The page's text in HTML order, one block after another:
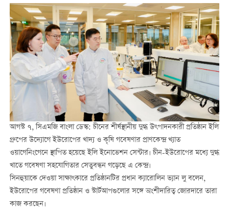
আগস্ট ৭, সিএমজি বাংলা ডেস্ক: চীনের শীর্ষস্থানীয় দুগ্ধ উৎপাদনকারী প্রতিষ্ঠান ইলি
গ্রুপের উদ্যোগে ইউরোপের খাদ্য ও কৃষি গবেষণার প্রাণকেন্দ্র খ্যাত
ওয়াগেনিংগেনে স্থাপিত হয়েছে ইলি ইনোভেশন সেন্টার। চীন-ইউরোপের মধ্যে দুগ্ধ
খাতে গবেষণা সহযোগিতার সেতুবন্ধন গড়েছে এ কেন্দ্র।
সিনহুয়াকে দেওয়া সাক্ষাৎকারে প্রতিষ্ঠানটির প্রধান ক্যারোলিন ভ্যান লু বলেন,
ইউরোপের গবেষণা প্রতিষ্ঠান ও স্টার্টআপগুলোর সঙ্গে অংশীদারিত্ব জোরদারে তারা
কাজ করছেন।